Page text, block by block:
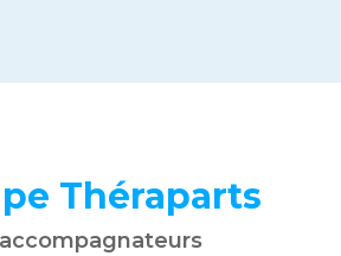
Théraparts